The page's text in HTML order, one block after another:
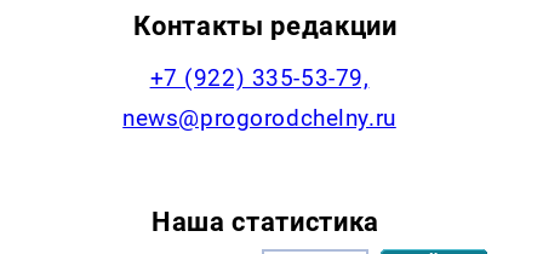
Контакты редакции
+7 (922) 335-53-79,
news@progorodchelny.ru
Наша статистика